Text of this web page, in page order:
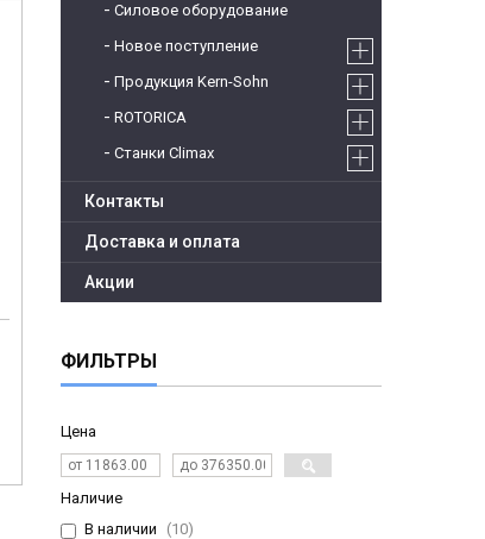
Силовое оборудование
Новое поступление
Продукция Kern-Sohn
ROTORICA
Станки Climax
Контакты
Доставка и оплата
Акции
ФИЛЬТРЫ
Цена
Наличие
В наличии
10